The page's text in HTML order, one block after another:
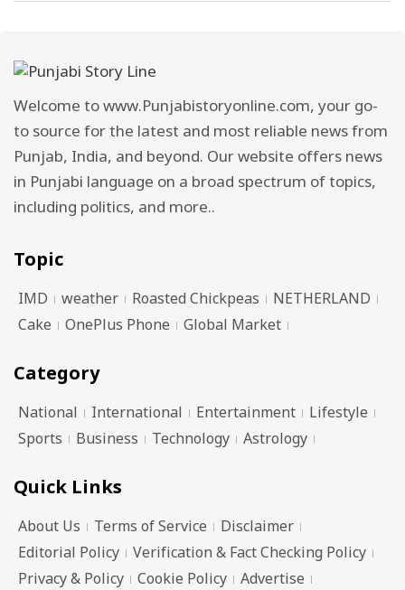
Welcome to www.Punjabistoryonline.com, your go-
to source for the latest and most reliable news from
Punjab, India, and beyond. Our website offers news
in Punjabi language on a broad spectrum of topics,
including politics, and more..
Topic
IMD weather Roasted Chickpeas
NETHERLAND
Cake
OnePlus Phone Global Market
Category
National International Entertainment
Lifestyle
Sports
Business Technology Astrology
Quick Links
About Us Terms of Service
Disclaimer
Editorial Policy
Verification & Fact Checking Policy
Privacy & Policy
Cookie Policy Advertise